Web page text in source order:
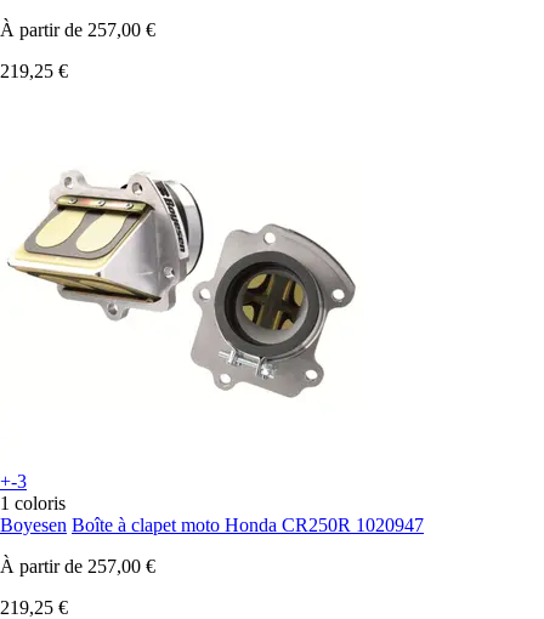
À partir de 257,00 €
219,25 €
+-3
1 coloris
Boyesen Boîte à clapet moto Honda CR250R 1020947
À partir de 257,00 €
219,25 €